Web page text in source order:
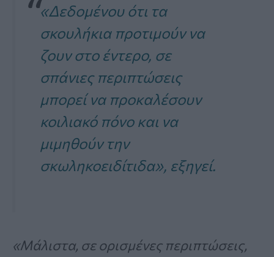
«Δεδομένου ότι τα
σκουλήκια προτιμούν να
ζουν στο έντερο, σε
σπάνιες περιπτώσεις
μπορεί να προκαλέσουν
κοιλιακό πόνο και να
μιμηθούν την
σκωληκοειδίτιδα», εξηγεί.
«Μάλιστα, σε ορισμένες περιπτώσεις,